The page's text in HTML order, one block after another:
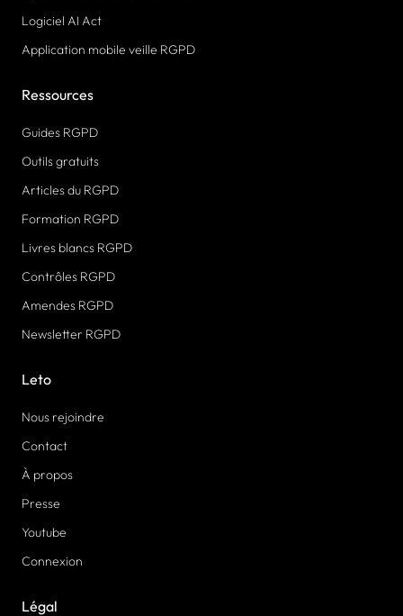
Logiciel AI Act
Application mobile veille RGPD
Ressources
Guides RGPD
Outils gratuits
Articles du RGPD
Formation RGPD
Livres blancs RGPD
Contrôles RGPD
Amendes RGPD
Newsletter RGPD
Leto
Nous rejoindre
Contact
À propos
Presse
Youtube
Connexion
Légal